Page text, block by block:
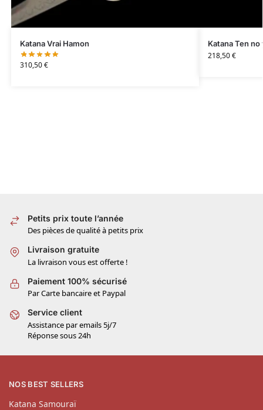
Katana Vrai Hamon
310,50€
Katana Ten
218,50€
Petits prix toute l’année
Des pièces de qualité à petits prix
Livraison gratuite
La livraison vous est offerte !
Paiement 100% sécurisé
Par Carte bancaire et Paypal
Service client
Assistance par emails 5j/7
Réponse sous 24h
NOS BEST SELLERS
Katana Samouraï